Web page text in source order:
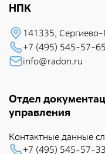
НПК
141335,
+7 (495) 545-57-65
info@radon.ru
Отдел
управления
Контактные данные
+7 (495) 545-57-
Радиационно-
отводимых под
Испытания и
Обеспечение единства
Формирование